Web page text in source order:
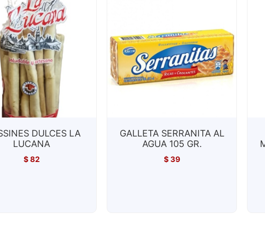
DULCES LA
LUCANA
$82
GALLETA SERRANITA AL
AGUA 105 GR.
$39